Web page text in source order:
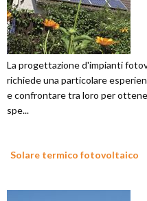
La progettazione d'impianti
richiede una particolare
e confrontare tra loro per
spe...
Solare termico fotovoltaico